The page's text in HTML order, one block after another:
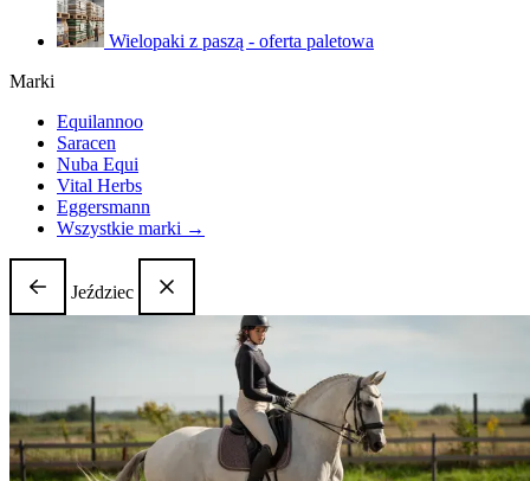
Wielopaki z paszą - oferta paletowa
Marki
Equilannoo
Saracen
Nuba Equi
Vital Herbs
Eggersmann
Wszystkie marki →
Jeździec